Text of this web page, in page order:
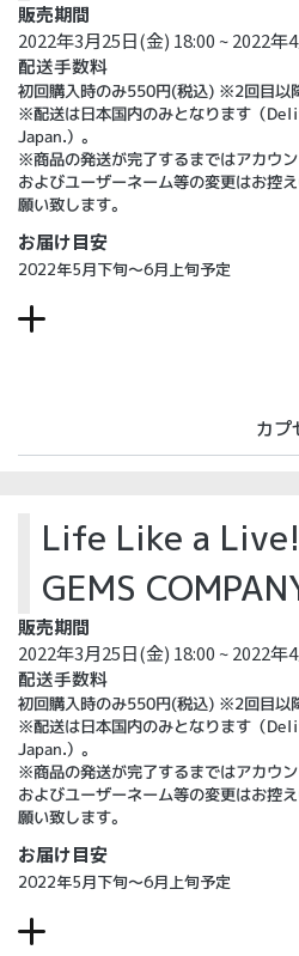
販売期間
2022年3月25日(金) 18:00 ~ 2022年
配送手数料
初回購入時のみ550円(税込) ※2回目以
※配送は日本国内のみとなります（
Japan.）。
※商品の発送が完了するまではアカウ
およびユーザーネーム等の変更はお控
願い致します。
お届け目安
2022年5月下旬～6月上旬予定
カプ
Life Like a
GEMS
販売期間
2022年3月25日(金) 18:00 ~ 2022年
配送手数料
初回購入時のみ550円(税込) ※2回目以
※配送は日本国内のみとなります（
Japan.）。
※商品の発送が完了するまではアカウ
およびユーザーネーム等の変更はお控
願い致します。
お届け目安
2022年5月下旬～6月上旬予定